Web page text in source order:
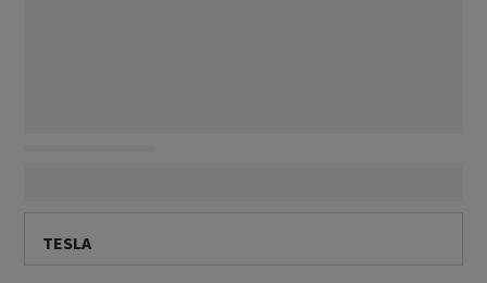
TESLA